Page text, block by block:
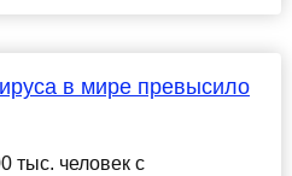
в мире превысило
тыс. человек с